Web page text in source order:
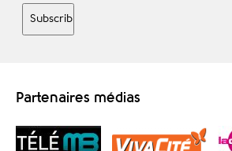
Partenaires médias